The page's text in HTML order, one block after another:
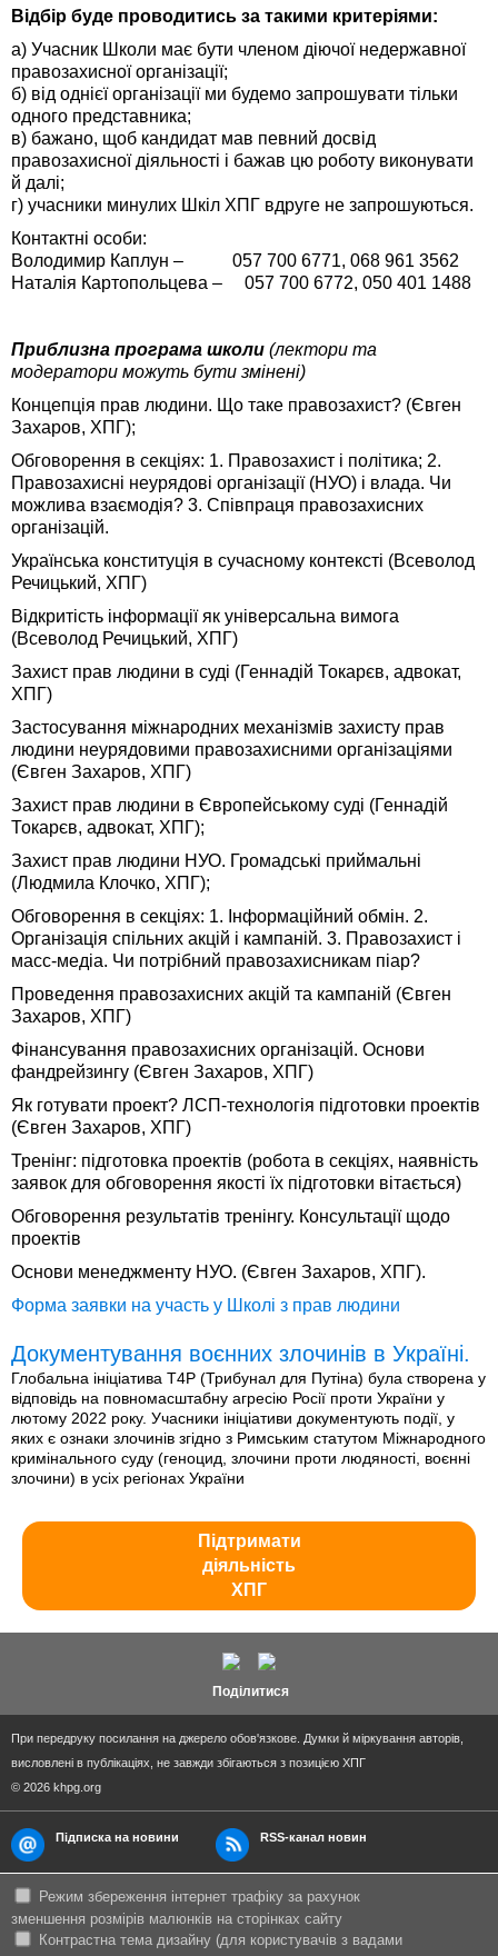
Відбір буде проводитись за такими критеріями:
а) Учасник Школи має бути членом діючої недержавної
правозахисної організації;
б) від однієї організації ми будемо запрошувати тільки
одного представника;
в) бажано, щоб кандидат мав певний досвід
правозахисної діяльності і бажав цю роботу виконувати
й далі;
г) учасники минулих Шкіл ХПГ вдруге не запрошуються.
Контактні особи:
Володимир Каплун – 057 700 6771, 068 961 3562
Наталія Картопольцева – 057 700 6772, 050 401 1488
Приблизна програма школи (лектори та
модератори можуть бути змінені)
Концепція прав людини. Що таке правозахист? (Євген
Захаров, ХПГ);
Обговорення в секціях: 1. Правозахист і політика; 2.
Правозахисні неурядові організації (НУО) і влада. Чи
можлива взаємодія? 3. Співпраця правозахисних
організацій.
Українська конституція в сучасному контексті (Всеволод
Речицький, ХПГ)
Відкритість інформації як універсальна вимога
(Всеволод Речицький, ХПГ)
Захист прав людини в суді (Геннадій Токарєв, адвокат,
ХПГ)
Застосування міжнародних механізмів захисту прав
людини неурядовими правозахисними організаціями
(Євген Захаров, ХПГ)
Захист прав людини в Європейському суді (Геннадій
Токарєв, адвокат, ХПГ);
Захист прав людини НУО. Громадські приймальні
(Людмила Клочко, ХПГ);
Обговорення в секціях: 1. Інформаційний обмін. 2.
Організація спільних акцій і кампаній. 3. Правозахист і
масс-медіа. Чи потрібний правозахисникам піар?
Проведення правозахисних акцій та кампаній (Євген
Захаров, ХПГ)
Фінансування правозахисних організацій. Основи
фандрейзингу (Євген Захаров, ХПГ)
Як готувати проект? ЛСП-технологія підготовки проектів
(Євген Захаров, ХПГ)
Тренінг: підготовка проектів (робота в секціях, наявність
заявок для обговорення якості їх підготовки вітається)
Обговорення результатів тренінгу. Консультації щодо
проектів
Основи менеджменту НУО. (Євген Захаров, ХПГ).
Форма заявки на участь у Школі з прав людини
Документування воєнних злочинів в Україні.
Глобальна ініціатива T4P (Трибунал для Путіна) була створена у
відповідь на повномасштабну агресію Росії проти України у
лютому 2022 року. Учасники ініціативи документують події, у
яких є ознаки злочинів згідно з Римським статутом Міжнародного
кримінального суду (геноцид, злочини проти людяності, воєнні
злочини) в усіх регіонах України
Підтримати
діяльність
ХПГ
Поділитися
При передруку посилання на джерело обов'язкове. Думки й міркування авторів,
висловлені в публікаціях, не завжди збігаються з позицією ХПГ
© 2026 khpg.org
Підписка на новини RSS-канал новин
Режим збереження інтернет трафіку за рахунок
зменшення розмірів малюнків на сторінках сайту
Контрастна тема дизайну (для користувачів з вадами